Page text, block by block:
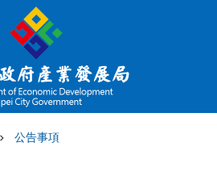
公告事項